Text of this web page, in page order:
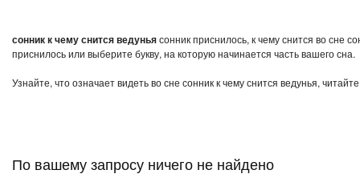
сонник к чему снится ведуньясонник приснилось, к чему снится во сне
приснилось или выберите букву, на которую начинается часть вашего сна.
Узнайте, что означает видеть во сне сонник к чему снится ведунья,
По вашему запросу ничего не найдено